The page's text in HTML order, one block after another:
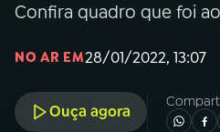
04PROGRAMAS
Confira quadro que foi
NO AR EM28/01/2022, 13:07
Ouça agora